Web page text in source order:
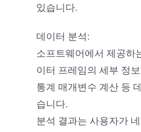
있습니다.
데이터 분석:
소프트웨어에서 제공하
이터 프레임의 세부 정
통계 매개변수 계산 등
습니다.
분석 결과는 사용자가